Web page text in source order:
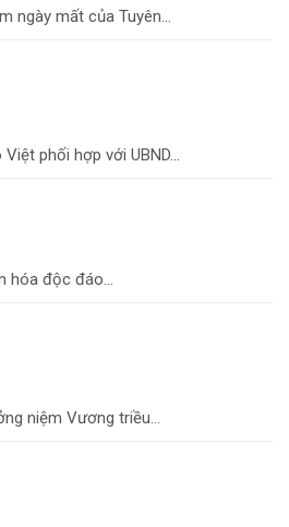
ngày mất của Tuyên...
phối hợp với UBND...
hóa độc đáo...
niệm Vương triều...